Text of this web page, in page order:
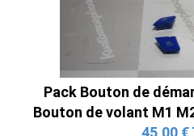
Pack Bouton de
Bouton de volant M1
45,00 €